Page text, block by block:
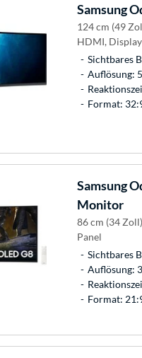
Samsung
124 cm (49
HDMI,
Sichtbares
Auflösung:
Format:
Samsung
Monitor
86 cm (34
Panel
Sichtbares
Auflösung:
Format: